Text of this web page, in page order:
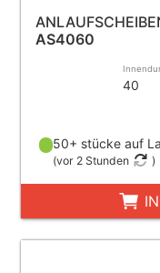
AS4060
40
50+ stücke auf
(vor 2 Stunden )